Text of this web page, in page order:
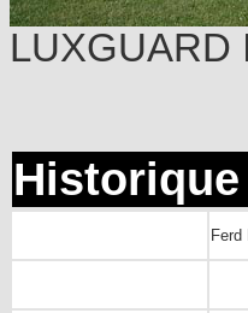
LUXGUARD
Ferd